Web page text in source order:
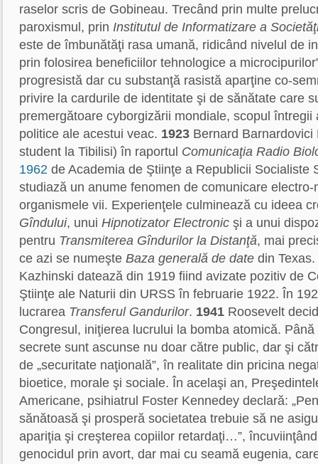
raselor scris de Gobineau. Trecând prin multe
paroxismul, prin Institutul de Informatizare a
este de îmbunătăţi rasa umană, ridicând nivelul de
prin folosirea beneficiilor tehnologice a
progresistă dar cu substanţă rasistă aparţine co-
privire la cardurile de identitate şi de sănătate care
premergătoare cyborgizării mondiale, scopul întregii
politice ale acestui veac. 1923 Bernard Barnardovici
student la Tibilisi) în raportul Comunicaţia Radio
1962 de Academia de Ştiinţe a Republicii Socialiste
studiază un anume fenomen de comunicare
organismele vii. Experienţele culminează cu ideea
Gîndului, unui Hipnotizator Electronic şi a unui
pentru Transmiterea Gîndurilor la Distanţă, mai
ce azi se numeşte Baza generală de date din
Kazhinski datează din 1919 fiind avizate pozitiv de
Ştiinţe ale Naturii din URSS în februarie 1922. În
lucrarea Transferul Gandurilor. 1941 Roosevelt
Congresul, iniţierea lucrului la bomba atomică.
secrete sunt ascunse nu doar către public, dar şi
de „securitate naţională”, în realitate din pricina
bioetice, morale şi sociale. În acelaşi an,
Americane, psihiatrul Foster Kennedey declară:
sănătoasă şi prosperă societatea trebuie să ne
apariţia şi creşterea copiilor retardaţi…”,
genocidul prin avort, dar mai cu seamă eugenia,